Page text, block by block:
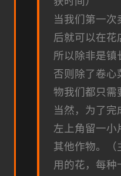
当我们第一次
后就可以在花
所以除非是镇
否则除了卷心
物我们都只需
当然，为了完
左上角留一小
其他作物。（
用的花，每种